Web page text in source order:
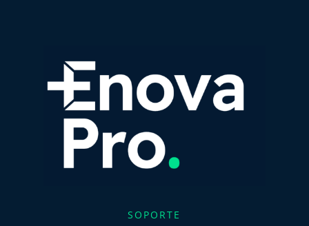
SOPORTE